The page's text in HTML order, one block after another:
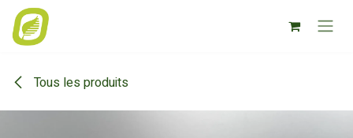
Se rendre au contenu
Tous les produits